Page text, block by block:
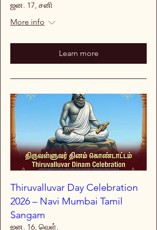
ஜன. 17, சனி
More info
Learn more
Thiruvalluvar Day Celebration
2026 – Navi Mumbai Tamil
Sangam
ஜன. 16, வெள்.